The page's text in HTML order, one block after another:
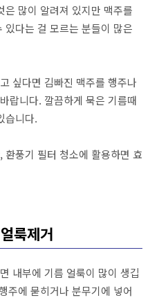
많이 알려져 있지만 맥주를
다는 걸 모르는 분들이 많은
싶다면 김빠진 맥주를 행주나
랍니다. 깔끔하게 묵은 기름때
습니다.
풍기 필터 청소에 활용하면 효
룩제거
내부에 기름 얼룩이 많이 생깁
주에 묻히거나 분무기에 넣어